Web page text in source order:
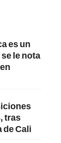
es un
le nota
tras
de Cali